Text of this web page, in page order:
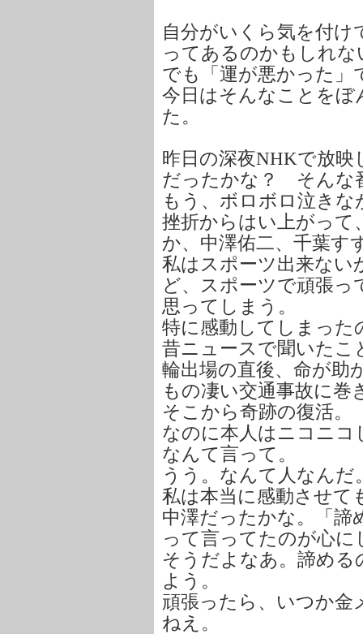
自分がいくら気を付
ってあるのかもしれな
でも「運が悪かった」
今日はそんなことをぼ
た。
昨日の深夜NHKで放
だったかな？ そんな
もう、ボロボロ泣きな
挫折からはい上がって
か、中澤佑二、千葉す
私はスポーツ出来ない
ど、スポーツで頑張
思ってしまう。
特に感動してしまった
昔ニュースで聞いた
輪出場の直後、命が助
もの凄い交通事故に巻
そこから奇跡の復活。
なのに本人はニコニコ
なんて言って。
うう。なんて人なんだ
私は本当に感動させて
中澤だったかな。「諦
って言ってたのが心に
そうだよなあ。諦め
よう。
頑張ったら、いつか
ねえ。